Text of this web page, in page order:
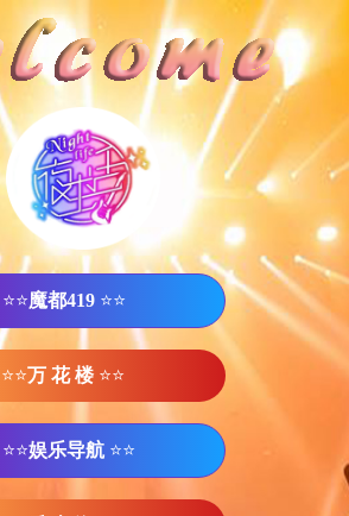
⭐⭐魔都419 ⭐⭐
⭐⭐万 花 楼 ⭐⭐
⭐⭐娱乐导航 ⭐⭐